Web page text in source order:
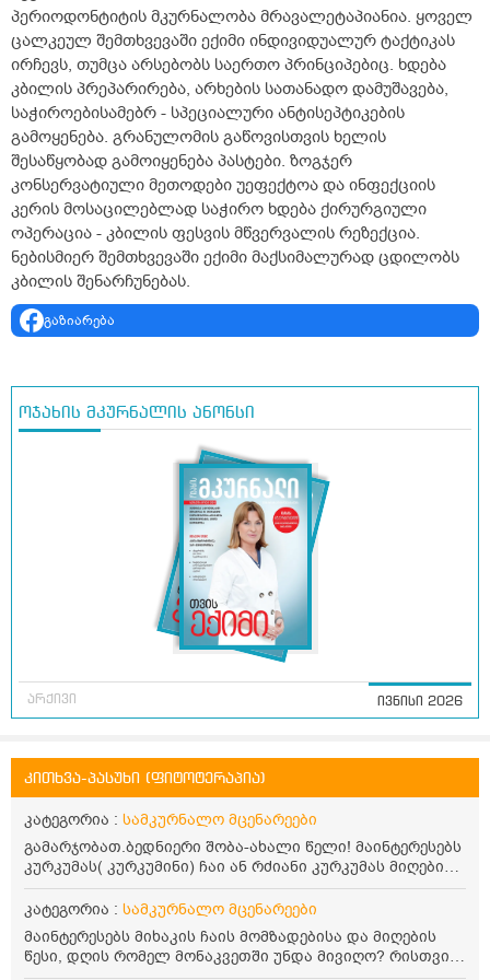
პერიოდონტიტის მკურნალობა მრავალეტაპიანია. ყოველ
ცალკეულ შემთხვევაში ექიმი ინდივიდუალურ ტაქტიკას
ირჩევს, თუმცა არსებობს საერთო პრინციპებიც. ხდება
კბილის პრეპარირება, არხების სათანადო დამუშავება,
საჭიროებისამებრ - სპეციალური ანტისეპტიკების
გამოყენება. გრანულომის გაწოვისთვის ხელის
შესაწყობად გამოიყენება პასტები. ზოგჯერ
კონსერვატიული მეთოდები უეფექტოა და ინფექციის
კერის მოსაცილებლად საჭირო ხდება ქირურგიული
ოპერაცია - კბილის ფესვის მწვერვალის რეზექცია.
ნებისმიერ შემთხვევაში ექიმი მაქსიმალურად ცდილობს
კბილის შენარჩუნებას.
გაზიარება
ოჯახის მკურნალის ანონსი
არქივი ივნისი 2026
კითხვა-პასუხი (ფიტოტერაპია)
კატეგორია : სამკურნალო მცენარეები
გამარჯობათ.ბედნიერი შობა-ახალი წელი! მაინტერესებს
კურკუმას( კურკუმინი) ჩაი ან რძიანი კურკუმას მიღების
წესი. მაინტერესებდა და წავიკითხე ასეთი ინფორმაცია:
კურკუმას გააჩნია ანთების საწინააღმდეგო,
დამამშვიდებელი და ანტიოქსიდანტური თვისებები.ის
უნდა მივიღოთო ცხიმთან და შავ პილპილთან ერთად
ეფექტურობის მიზნით. 1) პირველი ვარიანტი არის ჩაი:
კატეგორია : სამკურნალო მცენარეები
მაინტერესებს მიხაკის ჩაის მომზადებისა და მიღების
წესი, დღის რომელ მონაკვეთში უნდა მივიღო? რისთვის